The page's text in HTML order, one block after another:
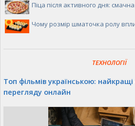
Піца після активного дня:
Чому розмір шматочка ролу
ТЕХНОЛОГІЇ
Топ фільмів українською: найкращі
перегляду онлайн